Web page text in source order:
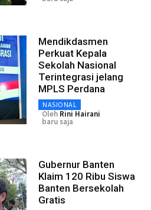
Mendikdasmen
Perkuat Kepala
Sekolah Nasional
Terintegrasi jelang
MPLS Perdana
NASIONAL
Oleh Rini Hairani
baru saja
Gubernur Banten
Klaim 120 Ribu Siswa
Banten Bersekolah
Gratis